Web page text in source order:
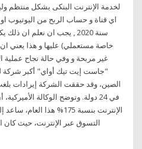
لخدمة الإنترنت البنكى بشكل منتظم
اي قناة و حساب الربح من اليوتيوب
سنة 2020 , يجب ان نعلم ان
عليها و هذا يعني ان
"جاست إيت تيك أواي" أكبر شركة
في 24 دولة. وتوضح الوكالة
الإنترنت بنسبة 175% هذا
التسوق عبر الإنترنت، حيث كان